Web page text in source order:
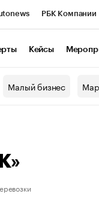
РБК Компании
Кейсы
Малый бизнес